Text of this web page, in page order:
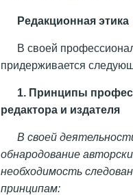
Редакционная этика
В своей
придерживается
1. Принципы
редактора и издателя
В своей
обнародование
необходимость
принципам: